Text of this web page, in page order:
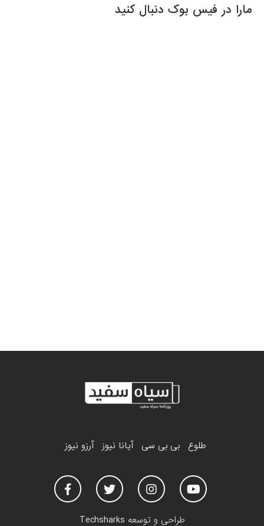
مارا در فیس بوک دنبال کنید
طلوع بی بی سی آیانا نیوز آرزو نیوز
طراحی و توسعه Techsharks